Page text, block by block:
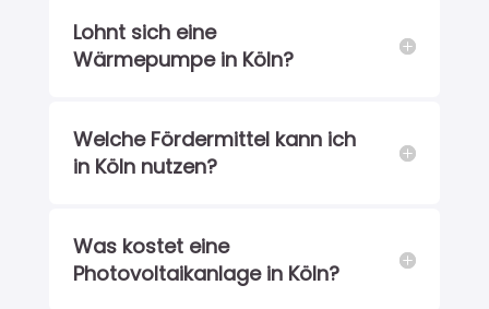
Lohnt sich eine
Wärmepumpe in Köln?
Welche Fördermittel kann ich
in Köln nutzen?
Was kostet eine
Photovoltaikanlage in Köln?